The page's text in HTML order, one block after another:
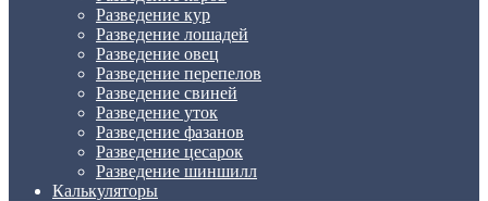
Разведение кур
Разведение лошадей
Разведение овец
Разведение перепелов
Разведение свиней
Разведение уток
Разведение фазанов
Разведение цесарок
Разведение шиншилл
Калькуляторы